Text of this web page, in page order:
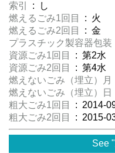
索引
: し
燃えるごみ1回目
: 火
燃えるごみ2回目
: 金
プラスチック製容器包装
資源ごみ1回目
: 第2水
資源ごみ2回目
: 第4水
燃えないごみ（埋立）月
燃えないごみ（埋立）日
粗大ごみ1回目
: 2014-
粗大ごみ2回目
: 2015-
See